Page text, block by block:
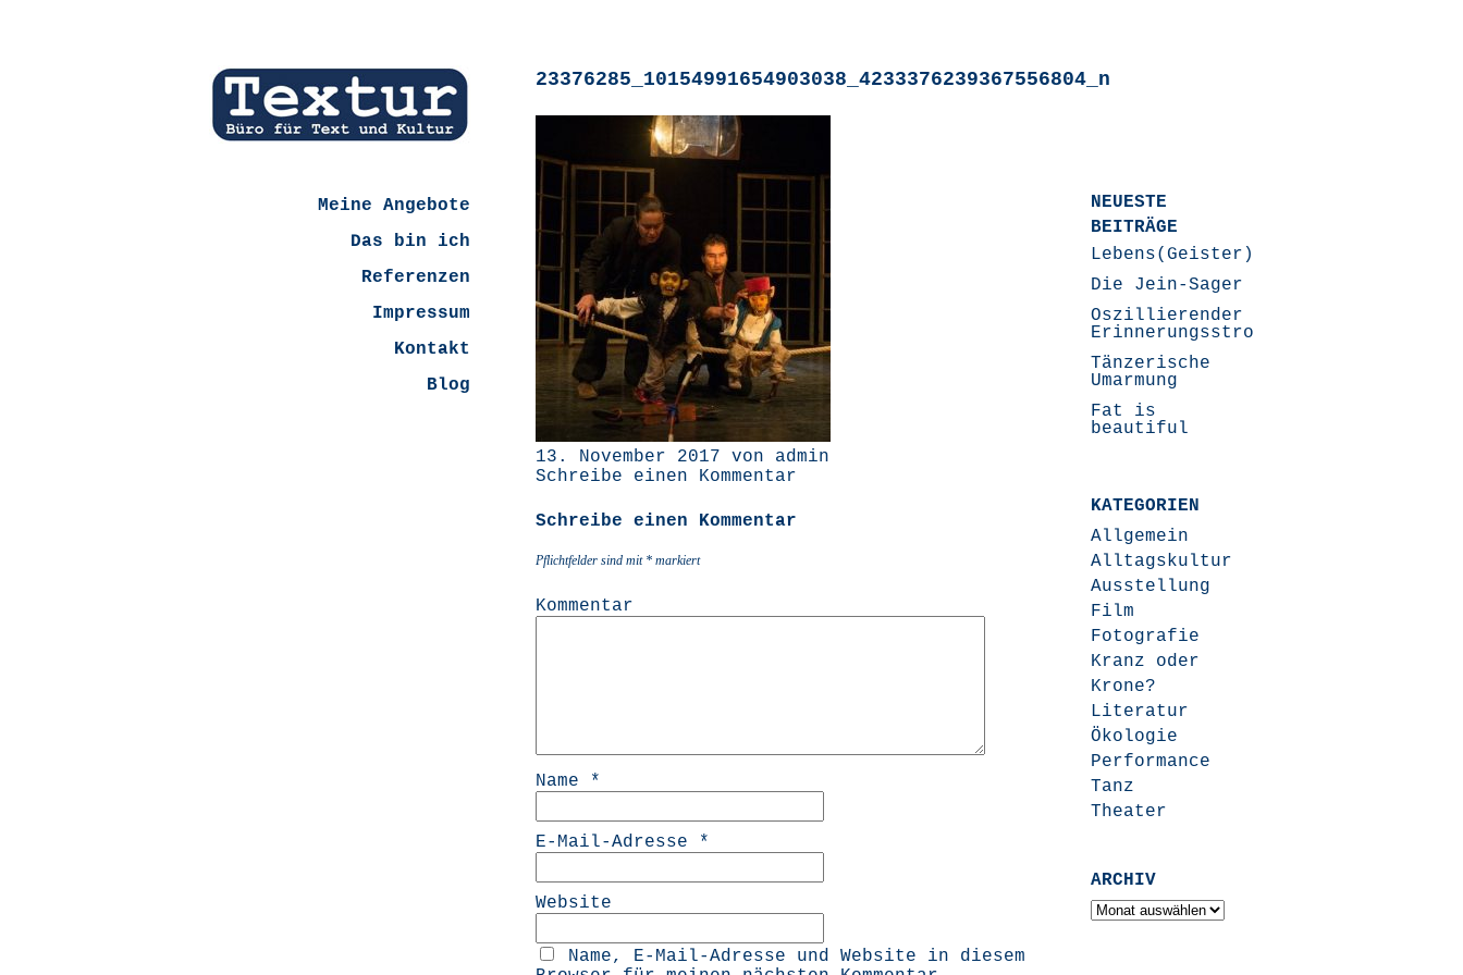
Meine Angebote
Das bin ich
Referenzen
Impressum
Kontakt
Blog
23376285_10154991654903038_4233376239367556804_n
13. November 2017 von admin
Schreibe einen Kommentar
Schreibe einen Kommentar
Pflichtfelder sind mit * markiert
Kommentar
Name *
E-Mail-Adresse *
Website
Name, E-Mail-Adresse und Website in diesem
NEUESTE
BEITRÄGE
Lebens(Geister)Geschichten
Die Jein-Sager
Oszillierender
Erinnerungsstrom
Tänzerische
Umarmung
Fat is
beautiful
KATEGORIEN
Allgemein
Alltagskultur
Ausstellung
Film
Fotografie
Kranz oder
Krone?
Literatur
Ökologie
Performance
Tanz
Theater
ARCHIV
Archiv